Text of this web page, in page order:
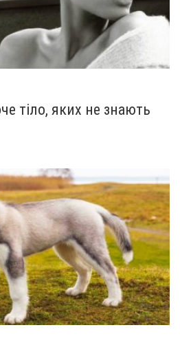
тіло, яких не знають